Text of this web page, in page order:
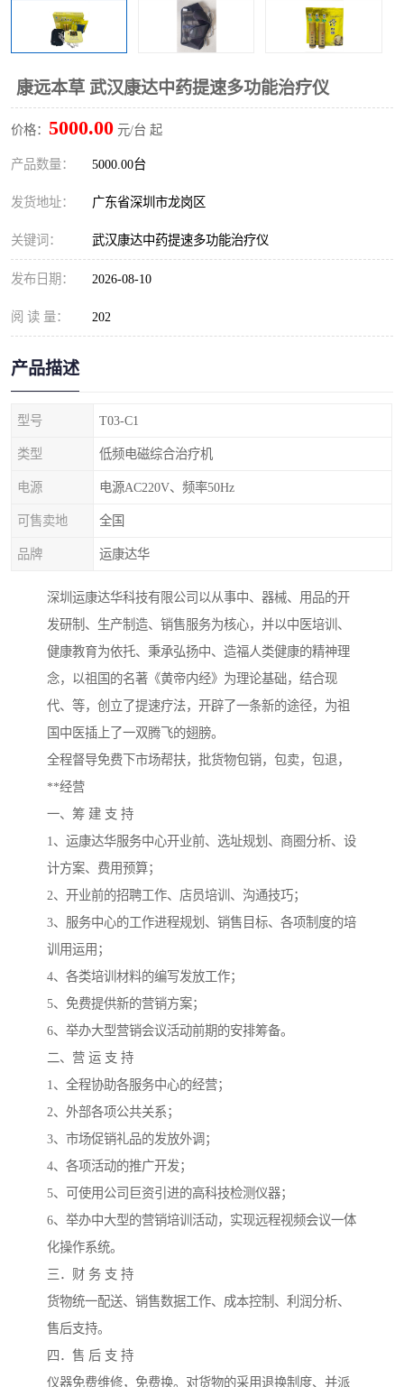
康远本草 武汉康达中药提速多功能治疗仪
价格： 5000.00 元/台 起
产品数量： 5000.00台
发货地址： 广东省深圳市龙岗区
关键词： 武汉康达中药提速多功能治疗仪
发布日期： 2026-08-10
阅 读 量： 202
产品描述
型号 T03-C1
类型 低频电磁综合治疗机
电源 电源AC220V、频率50Hz
可售卖地 全国
品牌 运康达华
深圳运康达华科技有限公司以从事中、器械、用品的开
发研制、生产制造、销售服务为核心，并以中医培训、
健康教育为依托、秉承弘扬中、造福人类健康的精神理
念，以祖国的名著《黄帝内经》为理论基础，结合现
代、等，创立了提速疗法，开辟了一条新的途径，为祖
国中医插上了一双腾飞的翅膀。
全程督导免费下市场帮扶，批货物包销，包卖，包退，
**经营
一、筹 建 支 持
1、运康达华服务中心开业前、选址规划、商圈分析、设
计方案、费用预算；
2、开业前的招聘工作、店员培训、沟通技巧；
3、服务中心的工作进程规划、销售目标、各项制度的培
训用运用；
4、各类培训材料的编写发放工作；
5、免费提供新的营销方案；
6、举办大型营销会议活动前期的安排筹备。
二、营 运 支 持
1、全程协助各服务中心的经营；
2、外部各项公共关系；
3、市场促销礼品的发放外调；
4、各项活动的推广开发；
5、可使用公司巨资引进的高科技检测仪器；
6、举办中大型的营销培训活动，实现远程视频会议一体
化操作系统。
三．财 务 支 持
货物统一配送、销售数据工作、成本控制、利润分析、
售后支持。
四．售 后 支 持
仪器免费维修，免费换。对货物的采用退换制度、并派